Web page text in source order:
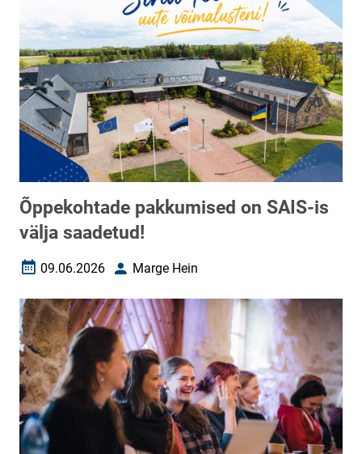
Õppekohtade pakkumised on SAIS-is
välja saadetud!
Loomise kuupäev
09.06.2026 AutorMarge Hein